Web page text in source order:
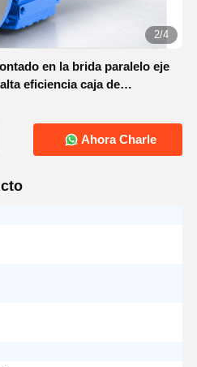
2/4
en la brida paralelo eje
eficiencia caja de
maquinaria industrial
Ahora Charle